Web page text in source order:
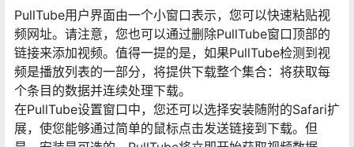
PullTube用户界面由一个小窗口表示，您可以快速粘贴视
频网址。请注意，您也可以通过删除PullTube窗口顶部的
链接来添加视频。值得一提的是，如果PullTube检测到视
频是播放列表的一部分，将提供下载整个集合：将获取每
个条目的数据并连续处理下载。
在PullTube设置窗口中，您还可以选择安装随附的Safari扩
展，使您能够通过简单的鼠标点击发送链接到下载。但